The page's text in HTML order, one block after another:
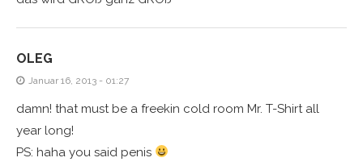
OLEG
Januar 16, 2013 - 01:27
damn! that must be a freekin cold room Mr. T-Shirt all
year long!
PS: haha you said penis